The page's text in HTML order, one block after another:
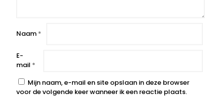
Naam *
E-
mail *
Mijn naam, e-mail en site opslaan in deze browser
voor de volgende keer wanneer ik een reactie plaats.